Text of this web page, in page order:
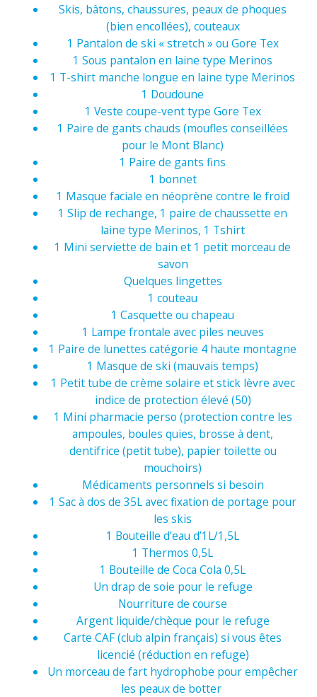
Skis, bâtons, chaussures, peaux de phoques
(bien encollées), couteaux
1 Pantalon de ski « stretch » ou Gore Tex
1 Sous pantalon en laine type Merinos
1 T-shirt manche longue en laine type Merinos
1 Doudoune
1 Veste coupe-vent type Gore Tex
1 Paire de gants chauds (moufles conseillées
pour le Mont Blanc)
1 Paire de gants fins
1 bonnet
1 Masque faciale en néoprène contre le froid
1 Slip de rechange, 1 paire de chaussette en
laine type Merinos, 1 Tshirt
1 Mini serviette de bain et 1 petit morceau de
savon
Quelques lingettes
1 couteau
1 Casquette ou chapeau
1 Lampe frontale avec piles neuves
1 Paire de lunettes catégorie 4 haute montagne
1 Masque de ski (mauvais temps)
1 Petit tube de crème solaire et stick lèvre avec
indice de protection élevé (50)
1 Mini pharmacie perso (protection contre les
ampoules, boules quies, brosse à dent,
dentifrice (petit tube), papier toilette ou
mouchoirs)
Médicaments personnels si besoin
1 Sac à dos de 35L avec fixation de portage pour
les skis
1 Bouteille d’eau d’1L/1,5L
1 Thermos 0,5L
1 Bouteille de Coca Cola 0,5L
Un drap de soie pour le refuge
Nourriture de course
Argent liquide/chèque pour le refuge
Carte CAF (club alpin français) si vous êtes
licencié (réduction en refuge)
Un morceau de fart hydrophobe pour empêcher
les peaux de botter